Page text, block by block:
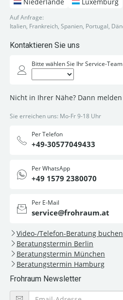
Niederlande
Luxemburg
Auf Anfrage:
Italien, Frankreich, Spanien, Portugal,
Kontaktieren Sie uns
Bitte wählen Sie Ihr Service-Team
Nicht in Ihrer Nähe? Dann
Sie erreichen uns: Mo-Fr 9-18 Uhr
Per Telefon
+49-30577049433
Per WhatsApp
+49 1579 2380070
Per E-Mail
service@frohraum.at
Video-/Telefon-Beratung buchen
Beratungstermin Berlin
Beratungstermin München
Beratungstermin Hamburg
Frohraum Newsletter